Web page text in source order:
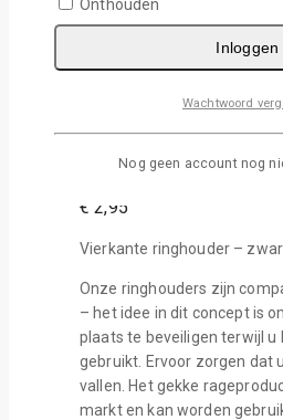
Wishlist Snelle
€ 2,95
Vierkante ringhouder –
Onze ringhouders zijn
– het idee in dit concept is
plaats te beveiligen terwijl u
gebruikt. Ervoor zorgen dat
vallen. Het gekke
markt en kan worden
Onthouden
Inloggen
Wachtwoord
Nog geen account nog